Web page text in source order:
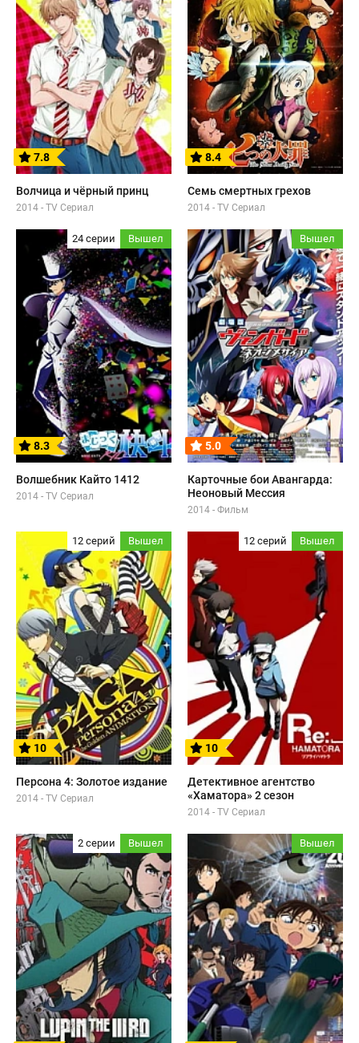
7.8
Волчица и чёрный принц
2014 - TV Сериал
8.4
Семь смертных грехов
2014 - TV Сериал
24 серии Вышел
8.3
Волшебник Кайто 1412
2014 - TV Сериал
Вышел
5.0
Карточные бои Авангарда:
Неоновый Мессия
2014 - Фильм
12 серий Вышел
10
Персона 4: Золотое издание
2014 - TV Сериал
12 серий Вышел
10
Детективное агентство
«Хаматора» 2 сезон
2014 - TV Сериал
2 серии Вышел Вышел